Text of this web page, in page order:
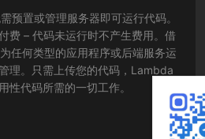
预置或管理服务器即可运行代码。
费 – 代码未运行时不产生费用。借
任何类型的应用程序或后端服务运
理。只需上传您的代码，Lambda
性代码所需的一切工作。